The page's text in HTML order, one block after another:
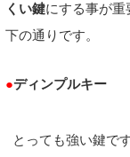
くい鍵にする事が重
下の通りです。
●ディンプルキー
とっても強い鍵で